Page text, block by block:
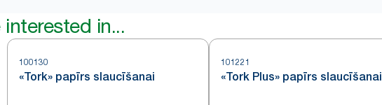
in...
100130
«Tork» papīrs slaucīšanai
101221
«Tork Plus» papīrs slaucīšanai